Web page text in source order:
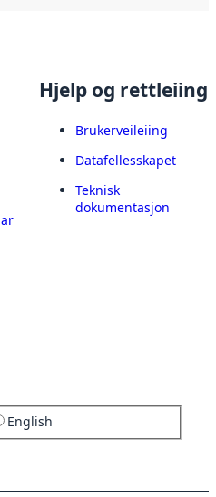
Hjelp og rettleiing
Brukerveileiing
Datafellesskapet
Teknisk
dokumentasjon
English